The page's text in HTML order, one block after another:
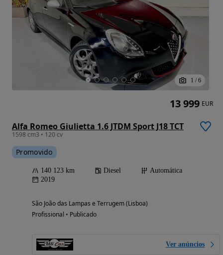
1 / 6
Alfa Romeo Giulietta 1.6 JTDM Sport J18 TCT
1598 cm3 • 120 cv
Promovido
140 123 km Diesel
Automática
2019
São João das Lampas e Terrugem (Lisboa)
Profissional • Publicado
Ver anúncios
13 999 EUR